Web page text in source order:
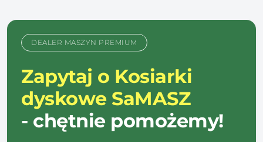
DEALER MASZYN PREMIUM
Zapytaj o Kosiarki
dyskowe SaMASZ
- chętnie pomożemy!